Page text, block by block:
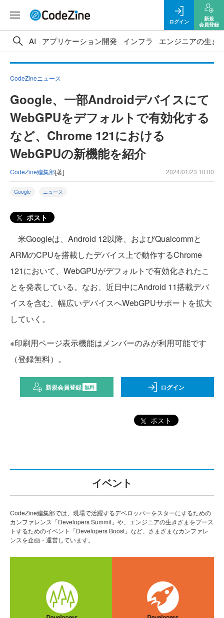
ログイン
新規
会員登録
AI アプリケーション開発 インフラ エンジニアの生き
CodeZineニュース
Google、一部Androidデバイスにて
WebGPUをデフォルトで有効化する
など、Chrome 121における
WebGPUの新機能を紹介
CodeZine編集部[著] 2024/01/23 10:00
Google ニュース
ポスト
米Googleは、Android 12以降、およびQualcommと
ARMのCPUを搭載したデバイス上で動作するChrome
121において、WebGPUがデフォルトで有効化されたこ
とを発表している。なお、近日中にAndroid 11搭載デバ
イスを含む、幅広いデバイスへWebGPUサポートを拡大
していく。
※印刷用ページ表示機能はメンバーのみが利用可能です
（登録無料）。
新規会員登録 無料 ログイン
ポスト
イベント
CodeZine編集部では、現場で活躍するデベロッパーをスターにするための
カンファレンス「Developers Summit」や、エンジニアの生きざまをブース
トするためのイベント「Developers Boost」など、さまざまなカンファレ
ンスを企画・運営しています。